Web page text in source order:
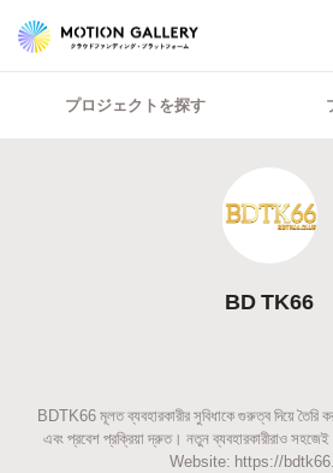
プロジェクトを探す
BD TK66
BDTK66 মূলত ব্যবহারকারীর সুবিধাকে গুরুত্ব দিয়ে তৈরি
এবং প্রবেশ প্রক্রিয়া দ্রুত। নতুন ব্যবহারকারীরাও সহজেই
Website: https://